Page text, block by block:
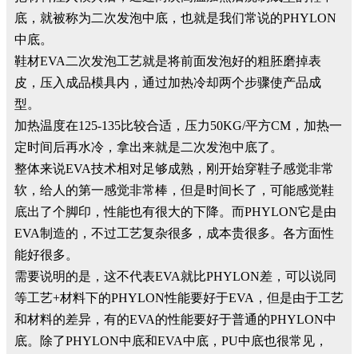
底，就被称为二次发泡中底，也就是我们常说的PHYLON
中底。
鞋材EVA二次发泡工艺就是将前面发泡好的粗胚磨掉表
皮，压入成品模具内，通过加热冷却两个步骤使产品成
型。
加热温度在125-135比较合适，压力50KG/平方CM，加热一
定时间后再水冷，拿出来就是二次发泡中底了。
整体来说EVA技术相对足够成熟，刚开始穿鞋子感觉非常
软，给人的第一感觉非常棒，但是时间长了，可能感觉鞋
底出了个脚印，性能也有很大的下降。而PHYLON它是由
EVA制造的，不过工艺复杂很多，成本贵很多。各方面性
能好很多。
需要说明的是，这不代表EVA就比PHYLON差，可以说同
等工艺+材料下的PHYLON性能要好于EVA，但是由于工艺
和材料的差异，有的EVA的性能要好于普通的PHYLON中
底。除了PHYLON中底和EVA中底，PU中底也很常见，